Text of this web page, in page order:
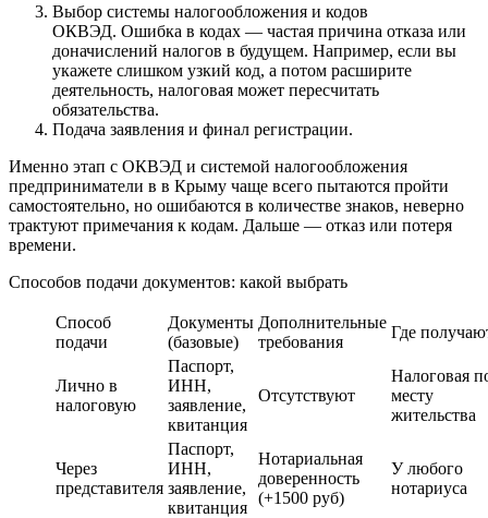
Выбор системы налогообложения и кодов
ОКВЭД. Ошибка в кодах — частая причина отказа или
доначислений налогов в будущем. Например, если вы
укажете слишком узкий код, а потом расширите
деятельность, налоговая может пересчитать
обязательства.
Подача заявления и финал регистрации.
Именно этап с ОКВЭД и системой налогообложения
предприниматели в в Крыму чаще всего пытаются пройти
самостоятельно, но ошибаются в количестве знаков, неверно
трактуют примечания к кодам. Дальше — отказ или потеря
времени.
Способов подачи документов: какой выбрать
Способ
подачи
Документы
(базовые)
Дополнительные
требования
Где
Лично в
налоговую
Паспорт,
ИНН,
заявление,
квитанция
Отсутствуют
Налоговая
месту
жительства
Через
представителя
Паспорт,
ИНН,
заявление,
квитанция
Нотариальная
доверенность
(+1500 руб)
У любого
нотариуса